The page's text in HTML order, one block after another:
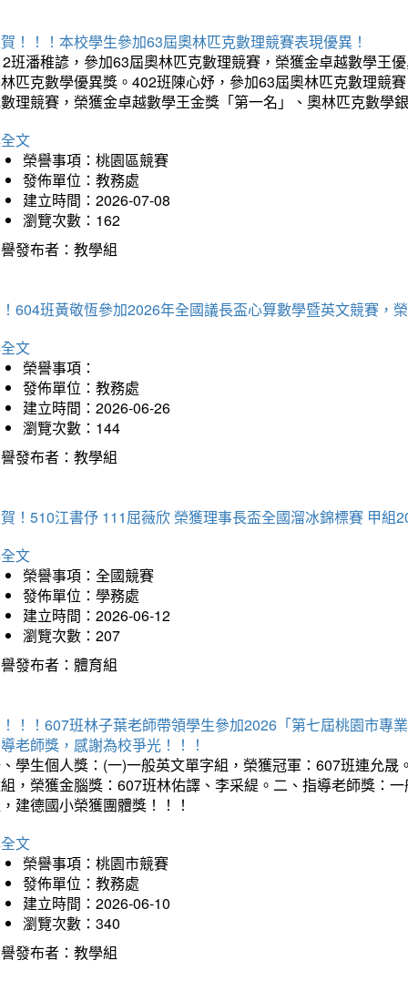
！！！本校學生參加63屆奧林匹克數理競賽表現優異！
班潘稚諺，參加63屆奧林匹克數理競賽，榮獲金卓越數學王
匹克數學優異獎。402班陳心妤，參加63屆奧林匹克數理競
理競賽，榮獲金卓越數學王金獎「第一名」、奧林匹克數學
文
榮譽事項：桃園區競賽
發佈單位：教務處
建立時間：2026-07-08
瀏覽次數：162
發布者：教學組
604班黃敬恆參加2026年全國議長盃心算數學暨英文競賽，
文
榮譽事項：
發佈單位：教務處
建立時間：2026-06-26
瀏覽次數：144
發布者：教學組
！510江書伃 111屈薇欣 榮獲理事長盃全國溜冰錦標賽 甲組
文
榮譽事項：全國競賽
發佈單位：學務處
建立時間：2026-06-12
瀏覽次數：207
發布者：體育組
！！607班林子葉老師帶領學生參加2026「第七屆桃園市專
老師獎，感謝為校爭光！！！
學生個人獎：(一)一般英文單字組，榮獲冠軍：607班連允
，榮獲金腦獎：607班林佑譯、李采緹。二、指導老師獎：
建德國小榮獲團體獎！！！
文
榮譽事項：桃園市競賽
發佈單位：教務處
建立時間：2026-06-10
瀏覽次數：340
發布者：教學組